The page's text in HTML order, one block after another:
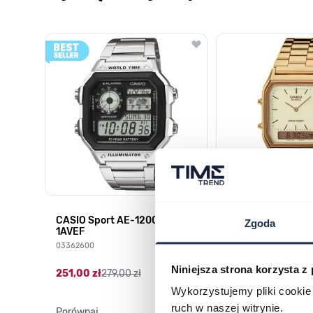
Zgoda
Niniejsza strona korzysta z
Wykorzystujemy pliki
ruch w naszej witrynie.
Poruszanie się po elementach karuzeli jest możliwe za
Naciśnij, aby pominąć karuzelę
Naciśnij, aby przejść do nawigacji karuzeli
CASIO Sport AE-1200WHD-
1AVEF
03362600
251,00 zł279,00 zł
Casio Sport AQ-
9DMQYES
03311457
296,00 zł329,00